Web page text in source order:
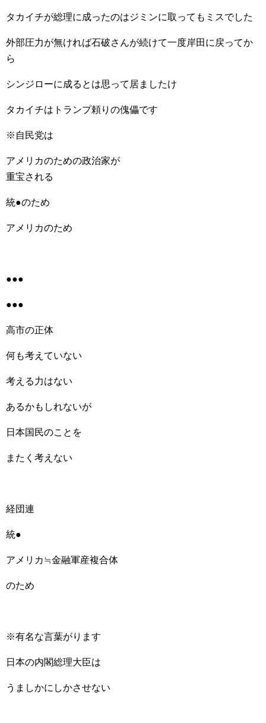
タカイチが総理に成ったのはジミンに取ってもミスでした
外部圧力が無ければ石破さんが続けて一度岸田に戻ってか
ら
シンジローに成るとは思って居ましたけ
タカイチはトランプ頼りの傀儡です
※自民党は
アメリカのための政治家が
重宝される
統●のため
アメリカのため
●●●
●●●
高市の正体
何も考えていない
考える力はない
あるかもしれないが
日本国民のことを
またく考えない
経団連
統●
アメリカ≒金融軍産複合体
のため
※有名な言葉がります
日本の内閣総理大臣は
うましかにしかさせない